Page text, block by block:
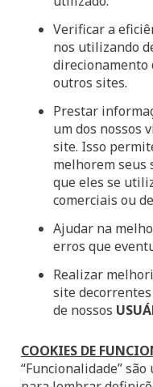
Verificar a
nos utilizando
direcionamento
outros sites.
Prestar
um dos nossos
site. Isso
melhorem seus
que eles se
comerciais ou
Ajudar na
erros que
Realizar
site
de nossos
COOKIES DE
“Funcionalidade”